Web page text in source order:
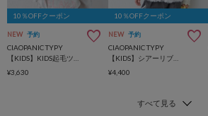
10％OFFクーポン
NEW 予約
CIAOPANIC TYPY
¥3,630
10％OFFクーポン
NEW 予約
CIAOPANIC TYPY
【KIDS】シアーリブタックレースカットカーデ
¥4,400